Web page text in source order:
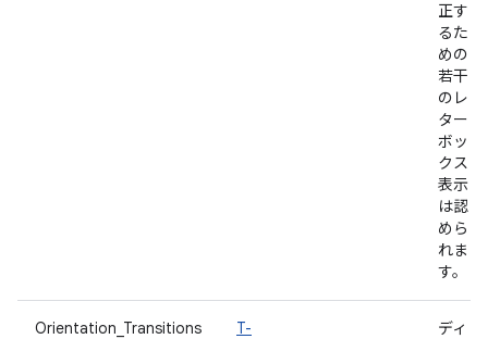
正す
るた
めの
若干
のレ
ター
ボッ
クス
表示
は認
めら
れま
す。
Orientation_Transitions
T-
ディ